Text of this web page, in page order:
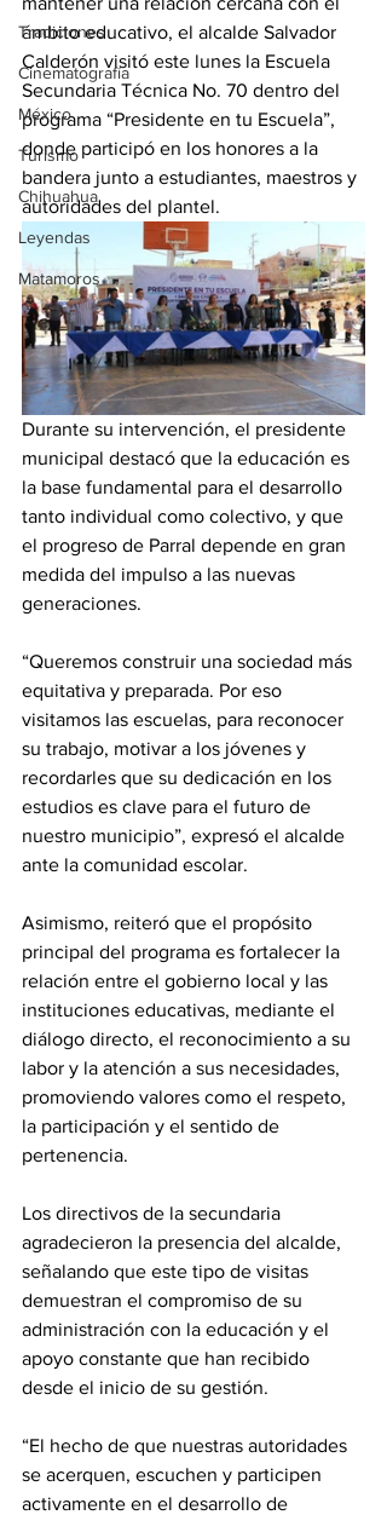
Tradiciones
Cinematografía
México
Turismo
Chihuahua
Leyendas
Matamoros
ámbito educativo, el alcalde Salvador
Calderón visitó este lunes la Escuela
Secundaria Técnica No. 70 dentro del
programa “Presidente en tu Escuela”,
donde participó en los honores a la
bandera junto a estudiantes, maestros y
autoridades del plantel.
Durante su intervención, el presidente
municipal destacó que la educación es
la base fundamental para el desarrollo
tanto individual como colectivo, y que
el progreso de Parral depende en gran
medida del impulso a las nuevas
generaciones.
“Queremos construir una sociedad más
equitativa y preparada. Por eso
visitamos las escuelas, para reconocer
su trabajo, motivar a los jóvenes y
recordarles que su dedicación en los
estudios es clave para el futuro de
nuestro municipio”, expresó el alcalde
ante la comunidad escolar.
Asimismo, reiteró que el propósito
principal del programa es fortalecer la
relación entre el gobierno local y las
instituciones educativas, mediante el
diálogo directo, el reconocimiento a su
labor y la atención a sus necesidades,
promoviendo valores como el respeto,
la participación y el sentido de
pertenencia.
Los directivos de la secundaria
agradecieron la presencia del alcalde,
señalando que este tipo de visitas
demuestran el compromiso de su
administración con la educación y el
apoyo constante que han recibido
desde el inicio de su gestión.
“El hecho de que nuestras autoridades
se acerquen, escuchen y participen
activamente en el desarrollo de